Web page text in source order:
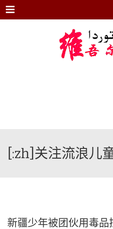
Menu
[:zh]关注流浪儿
新疆少年被团伙用毒品